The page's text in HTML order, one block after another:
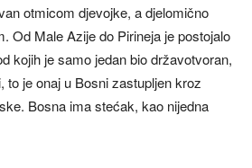
otmicom djevojke, a djelomično
Od Male Azije do Pirineja je postojalo
kojih je samo jedan bio državotvoran,
to je onaj u Bosni zastupljen kroz
Bosna ima stećak, kao nijedna